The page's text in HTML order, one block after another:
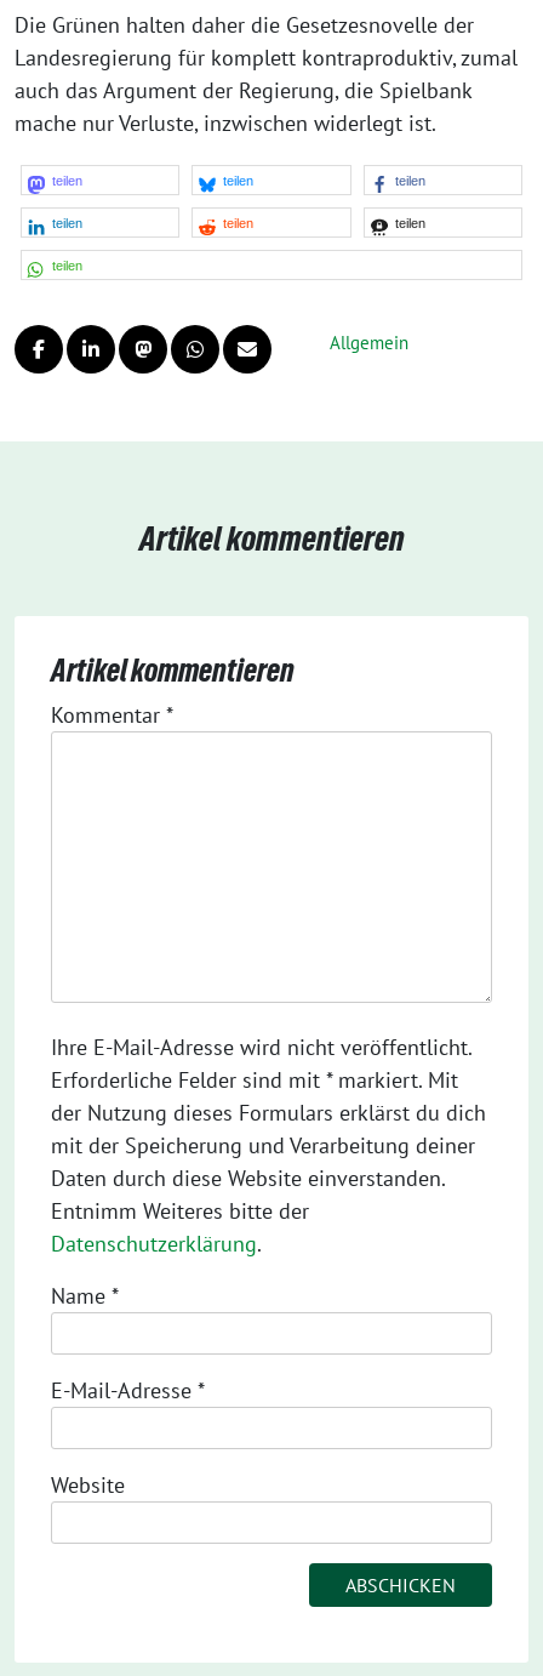
Die Grünen halten daher die Gesetzesnovelle der
Landesregierung für komplett kontraproduktiv, zumal
auch das Argument der Regierung, die Spielbank
mache nur Verluste, inzwischen widerlegt ist.
teilen teilen teilen
teilen teilen teilen
teilen
Allgemein
Artikel kommentieren
Artikel kommentieren
Kommentar *
Ihre E-Mail-Adresse wird nicht veröffentlicht.
Erforderliche Felder sind mit * markiert. Mit
der Nutzung dieses Formulars erklärst du dich
mit der Speicherung und Verarbeitung deiner
Daten durch diese Website einverstanden.
Entnimm Weiteres bitte der
Datenschutzerklärung.
Name *
E-Mail-Adresse *
Website